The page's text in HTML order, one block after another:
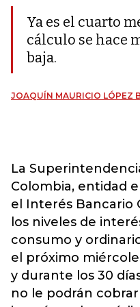
Ya es el cuarto
cálculo se hace
baja.
JOAQUÍN MAURICIO LÓPEZ
La
Colombia, entidad
el Interés Bancario
los niveles de
consumo y
el próximo
y durante los 30
no le podrán cobrar